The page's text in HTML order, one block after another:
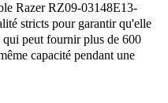
Razer RZ09-03148E13-
stricts pour garantir qu'elle
peut fournir plus de 600
capacité pendant une